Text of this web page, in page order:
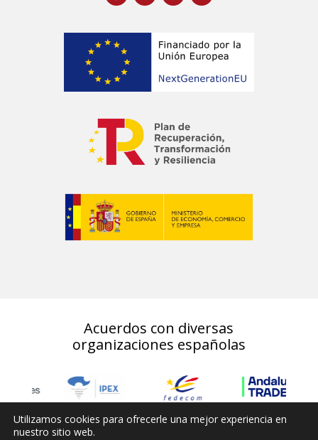
Acuerdos con diversas
organizaciones españolas
Utilizamos cookies para ofrecerle una mejor experiencia en
nuestro sitio web.